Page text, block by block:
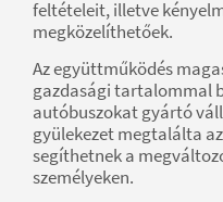
feltételeit, illetve
megközelíthetőek.
Az együttműködés
gazdasági tartalommal
autóbuszokat gyártó
gyülekezet megtalálta
segíthetnek a
személyeken.